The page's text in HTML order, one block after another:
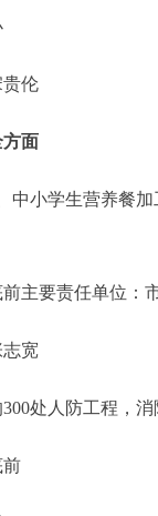
伦
面
小学生营养餐加
主要责任单位：
宽
处人防工程，消